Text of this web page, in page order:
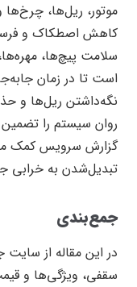
موتور، ریل‌ها، چرخ‌ها
کاهش اصطکاک و
سلامت پیچ‌ها،
است تا در زمان
نگه‌داشتن ریل‌ها و
روان سیستم را
گزارش سرویس کمک
تبدیل‌شدن به
جمع‌بندی
در این مقاله از سایت
سقفی، ویژگی‌ها و